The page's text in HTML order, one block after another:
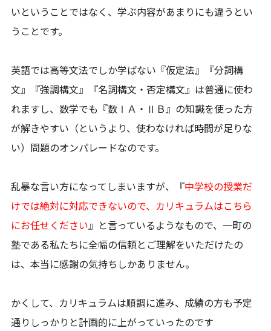
いということではなく、学ぶ内容があまりにも違うとい
うことです。
英語では高等文法でしか学ばない『仮定法』『分詞構
文』『強調構文』『名詞構文・否定構文』は普通に使わ
れますし、数学でも『数ⅠＡ・ⅡＢ』の知識を使った方
が解きやすい（というより、使わなければ時間が足りな
い）問題のオンパレードなのです。
乱暴な言い方になってしまいますが、『中学校の授業だ
けでは絶対に対応できないので、カリキュラムはこちら
にお任せください』と言っているようなもので、一町の
塾である私たちに全幅の信頼とご理解をいただけたの
は、本当に感謝の気持ちしかありません。
かくして、カリキュラムは順調に進み、成績の方も予定
通りしっかりと計画的に上がっていったのです